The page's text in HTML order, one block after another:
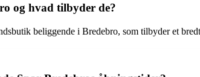
og hvad tilbyder de?
beliggende i Bredebro, som tilbyder et